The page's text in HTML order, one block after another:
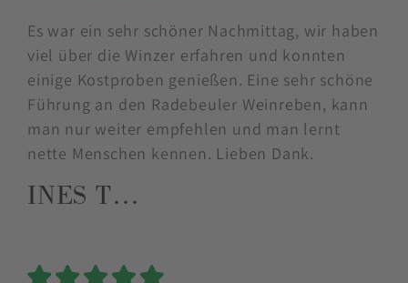
Es war ein sehr schöner Nachmittag, wir haben
viel über die Winzer erfahren und konnten
einige Kostproben genießen. Eine sehr schöne
Führung an den Radebeuler Weinreben, kann
man nur weiter empfehlen und man lernt
nette Menschen kennen. Lieben Dank.
INES T…